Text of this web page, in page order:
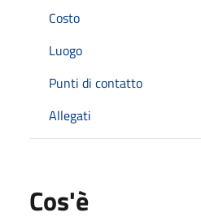
Costo
Luogo
Punti di contatto
Allegati
Cos'è